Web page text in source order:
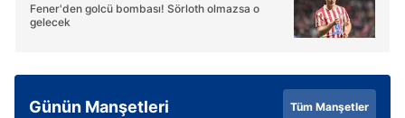
Fener'den golcü bombası! Sörloth olmazsa o
gelecek
Günün Manşetleri Tüm Manşetler